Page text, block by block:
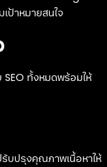
ป้าหมายสนใจ
SEO ทั้งหมดพร้อมให้
บปรุงคุณภาพเนื้อหาให้